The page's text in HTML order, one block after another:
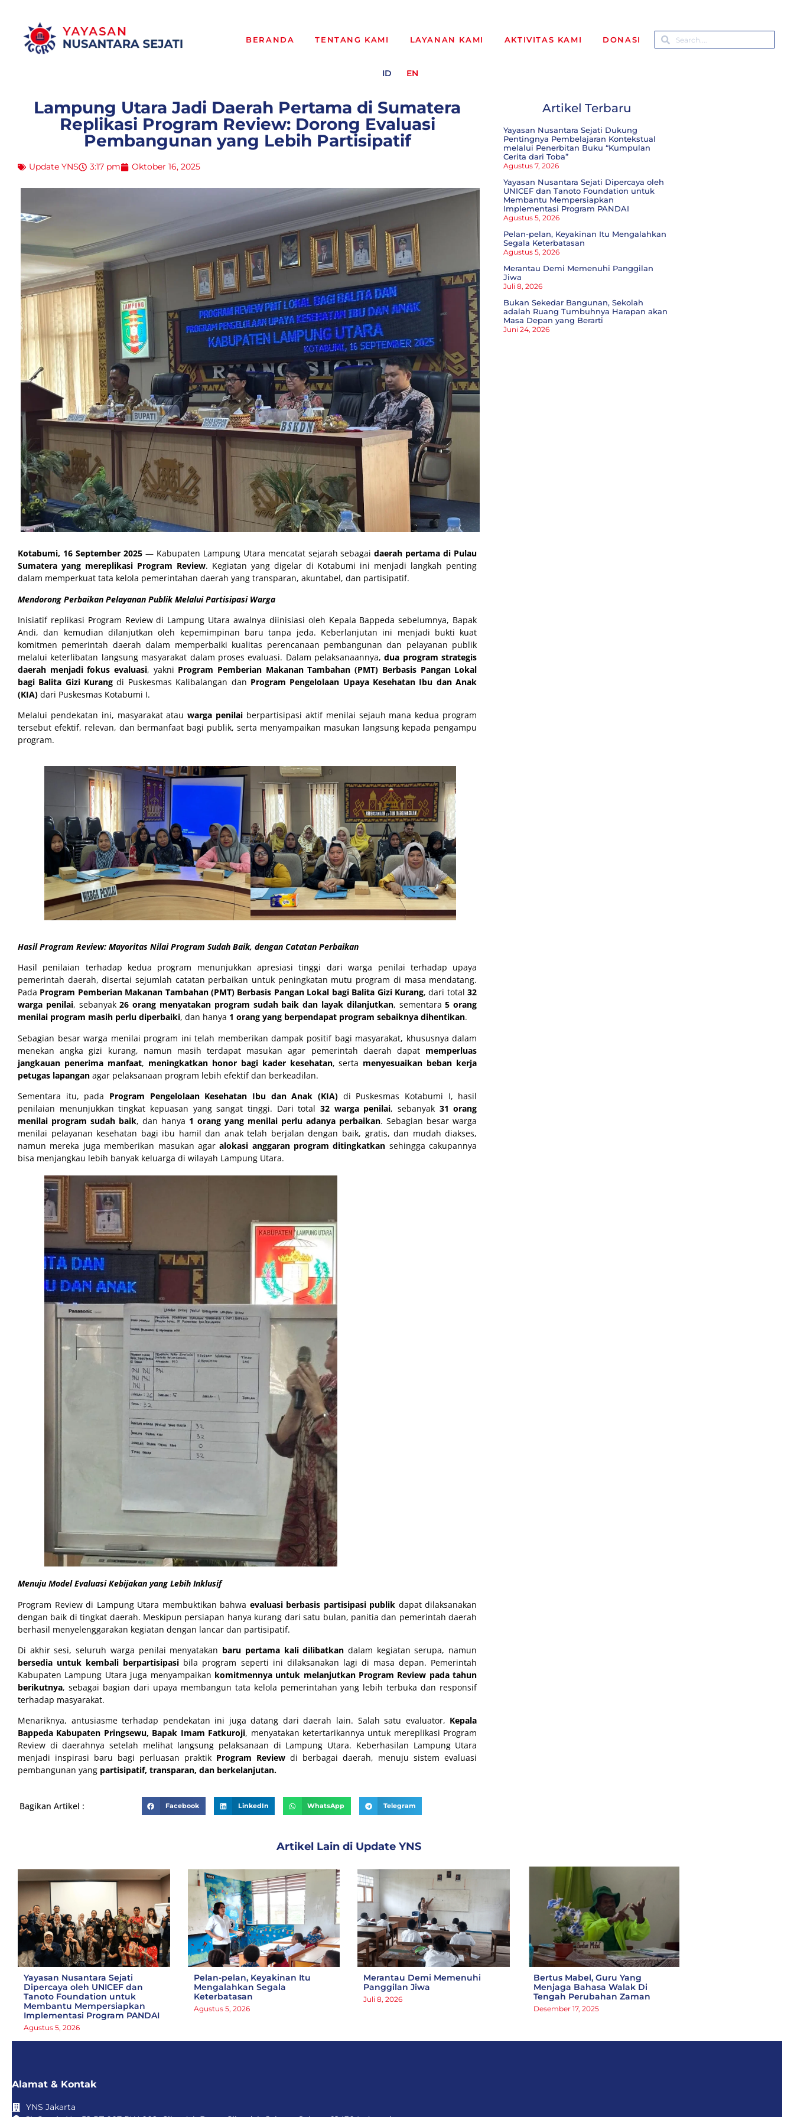
BERANDA TENTANG KAMI LAYANAN KAMI AKTIVITAS KAMI DONASI
ID EN
Lampung Utara Jadi Daerah Pertama di Sumatera
Replikasi Program Review: Dorong Evaluasi
Pembangunan yang Lebih Partisipatif
Update YNS 3:17 pm Oktober 16, 2025
Kotabumi, 16 September 2025— Kabupaten Lampung Utara mencatat sejarah sebagaidaerah pertama di Pulau
Sumatera yang mereplikasi Program Review. Kegiatan yang digelar di Kotabumi ini menjadi langkah penting
dalam memperkuat tata kelola pemerintahan daerah yang transparan, akuntabel, dan partisipatif.
Mendorong Perbaikan Pelayanan Publik Melalui Partisipasi Warga
Inisiatif replikasi Program Review di Lampung Utara awalnya diinisiasi oleh Kepala Bappeda sebelumnya, Bapak
Andi, dan kemudian dilanjutkan oleh kepemimpinan baru tanpa jeda. Keberlanjutan ini menjadi bukti kuat
komitmen pemerintah daerah dalam memperbaiki kualitas perencanaan pembangunan dan pelayanan publik
melalui keterlibatan langsung masyarakat dalam proses evaluasi. Dalam pelaksanaannya,dua program strategis
daerah menjadi fokus evaluasi, yakni Program Pemberian Makanan Tambahan (PMT) Berbasis Pangan Lokal
bagi Balita Gizi Kurang di Puskesmas Kalibalangan dan Program Pengelolaan Upaya Kesehatan Ibu dan Anak
(KIA) dari Puskesmas Kotabumi I.
Melalui pendekatan ini, masyarakat atauwarga penilai berpartisipasi aktif menilai sejauh mana kedua program
tersebut efektif, relevan, dan bermanfaat bagi publik, serta menyampaikan masukan langsung kepada pengampu
program.
Hasil Program Review: Mayoritas Nilai Program Sudah Baik, dengan Catatan Perbaikan
Hasil penilaian terhadap kedua program menunjukkan apresiasi tinggi dari warga penilai terhadap upaya
pemerintah daerah, disertai sejumlah catatan perbaikan untuk peningkatan mutu program di masa mendatang.
Pada Program Pemberian Makanan Tambahan (PMT) Berbasis Pangan Lokal bagi Balita Gizi Kurang, dari total32
warga penilai, sebanyak26 orang menyatakan program sudah baik dan layak dilanjutkan, sementara5 orang
menilai program masih perlu diperbaiki, dan hanya 1 orang yang berpendapat program sebaiknya dihentikan.
Sebagian besar warga menilai program ini telah memberikan dampak positif bagi masyarakat, khususnya dalam
menekan angka gizi kurang, namun masih terdapat masukan agar pemerintah daerah dapat memperluas
jangkauan penerima manfaat, meningkatkan honor bagi kader kesehatan, serta menyesuaikan beban kerja
petugas lapangan agar pelaksanaan program lebih efektif dan berkeadilan.
Sementara itu, pada Program Pengelolaan Kesehatan Ibu dan Anak (KIA)di Puskesmas Kotabumi I, hasil
penilaian menunjukkan tingkat kepuasan yang sangat tinggi. Dari total 32 warga penilai, sebanyak 31 orang
menilai program sudah baik, dan hanya 1 orang yang menilai perlu adanya perbaikan. Sebagian besar warga
menilai pelayanan kesehatan bagi ibu hamil dan anak telah berjalan dengan baik, gratis, dan mudah diakses,
namun mereka juga memberikan masukan agaralokasi anggaran program ditingkatkan sehingga cakupannya
bisa menjangkau lebih banyak keluarga di wilayah Lampung Utara.
Menuju Model Evaluasi Kebijakan yang Lebih Inklusif
Program Review di Lampung Utara membuktikan bahwa evaluasi berbasis partisipasi publik dapat dilaksanakan
dengan baik di tingkat daerah. Meskipun persiapan hanya kurang dari satu bulan, panitia dan pemerintah daerah
berhasil menyelenggarakan kegiatan dengan lancar dan partisipatif.
Di akhir sesi, seluruh warga penilai menyatakan baru pertama kali dilibatkan dalam kegiatan serupa, namun
bersedia untuk kembali berpartisipasi bila program seperti ini dilaksanakan lagi di masa depan. Pemerintah
Kabupaten Lampung Utara juga menyampaikan komitmennya untuk melanjutkan Program Review pada tahun
berikutnya, sebagai bagian dari upaya membangun tata kelola pemerintahan yang lebih terbuka dan responsif
terhadap masyarakat.
Menariknya, antusiasme terhadap pendekatan ini juga datang dari daerah lain. Salah satu evaluator, Kepala
Bappeda Kabupaten Pringsewu, Bapak Imam Fatkuroji, menyatakan ketertarikannya untuk mereplikasi Program
Review di daerahnya setelah melihat langsung pelaksanaan di Lampung Utara. Keberhasilan Lampung Utara
menjadi inspirasi baru bagi perluasan praktik Program Review di berbagai daerah, menuju sistem evaluasi
pembangunan yang partisipatif, transparan, dan berkelanjutan.
Bagikan Artikel : Facebook LinkedIn WhatsApp Telegram
Artikel Terbaru
Yayasan Nusantara Sejati Dukung
Pentingnya Pembelajaran Kontekstual
melalui Penerbitan Buku “Kumpulan
Cerita dari Toba”
Agustus 7, 2026
Yayasan Nusantara Sejati Dipercaya oleh
UNICEF dan Tanoto Foundation untuk
Membantu Mempersiapkan
Implementasi Program PANDAI
Agustus 5, 2026
Pelan-pelan, Keyakinan Itu Mengalahkan
Segala Keterbatasan
Agustus 5, 2026
Merantau Demi Memenuhi Panggilan
Jiwa
Juli 8, 2026
Bukan Sekedar Bangunan, Sekolah
adalah Ruang Tumbuhnya Harapan akan
Masa Depan yang Berarti
Juni 24, 2026
Artikel Lain di Update YNS
Yayasan Nusantara Sejati
Dipercaya oleh UNICEF dan
Tanoto Foundation untuk
Membantu Mempersiapkan
Implementasi Program PANDAI
Agustus 5, 2026
Pelan-pelan, Keyakinan Itu
Mengalahkan Segala
Keterbatasan
Agustus 5, 2026
Merantau Demi Memenuhi
Panggilan Jiwa
Juli 8, 2026
Bertus Mabel, Guru Yang
Menjaga Bahasa Walak Di
Tengah Perubahan Zaman
Desember 17, 2025
Alamat & Kontak
YNS Jakarta